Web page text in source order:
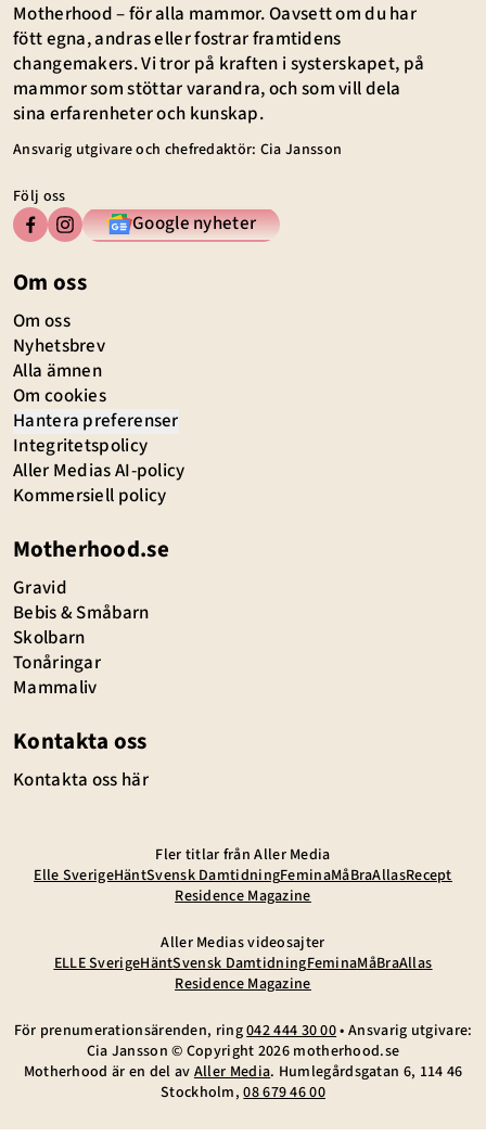
Motherhood – för alla mammor. Oavsett om du har
fött egna, andras eller fostrar framtidens
changemakers. Vi tror på kraften i systerskapet, på
mammor som stöttar varandra, och som vill dela
sina erfarenheter och kunskap.
Ansvarig utgivare och chefredaktör: Cia Jansson
Följ oss
Google nyheter
Om oss
Om oss
Nyhetsbrev
Alla ämnen
Om cookies
Hantera preferenser
Integritetspolicy
Aller Medias AI-policy
Kommersiell policy
Motherhood.se
Gravid
Bebis & Småbarn
Skolbarn
Tonåringar
Mammaliv
Kontakta oss
Kontakta oss här
Fler titlar från Aller Media
Elle SverigeHäntSvensk DamtidningFeminaMåBraAllasRecept
Residence Magazine
Aller Medias videosajter
ELLE SverigeHäntSvensk DamtidningFeminaMåBraAllas
Residence Magazine
För prenumerationsärenden, ring042 444 30 00• Ansvarig utgivare:
Cia Jansson © Copyright 2026 motherhood.se
Motherhood är en del avAller Media. Humlegårdsgatan 6, 114 46
Stockholm, 08 679 46 00